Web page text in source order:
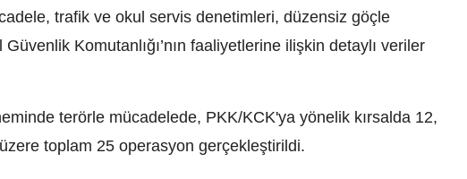
trafik ve okul servis denetimleri, düzensiz göçle
Komutanlığı’nın faaliyetlerine ilişkin detaylı veriler
terörle mücadelede, PKK/KCK'ya yönelik kırsalda 12,
toplam 25 operasyon gerçekleştirildi.